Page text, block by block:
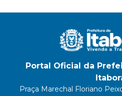
Portal Oficial da
Praça Marechal Floriano